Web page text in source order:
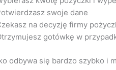
swoje dane
na decyzję firmy
gotówkę w
odbywa się bardzo szybko i